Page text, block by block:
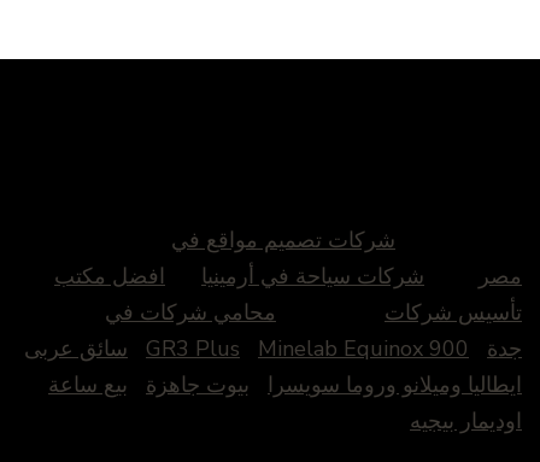
شركات تصميم مواقع في
مصر
شركات سياحة في أرمينيا
افضل مكتب
تأسيس شركات
محامي شركات في
جدة
GR3 Plus Minelab Equinox 900
سائق عربى
ايطاليا وميلانو وروما سويسرا
بيوت جاهزة
بيع ساعة
اوديمار بيجيه